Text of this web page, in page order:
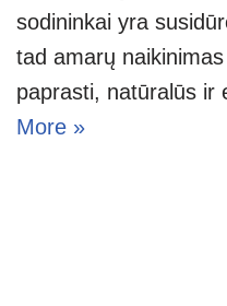
sodininkai yra
tad amarų
paprasti, natūralūs
More »